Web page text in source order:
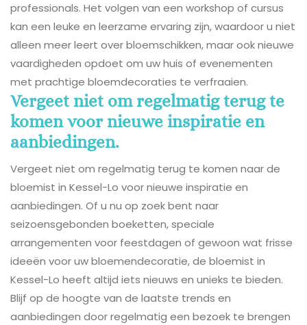
professionals. Het volgen van een workshop of cursus
kan een leuke en leerzame ervaring zijn, waardoor u niet
alleen meer leert over bloemschikken, maar ook nieuwe
vaardigheden opdoet om uw huis of evenementen
met prachtige bloemdecoraties te verfraaien.
Vergeet niet om regelmatig terug te
komen voor nieuwe inspiratie en
aanbiedingen.
Vergeet niet om regelmatig terug te komen naar de
bloemist in Kessel-Lo voor nieuwe inspiratie en
aanbiedingen. Of u nu op zoek bent naar
seizoensgebonden boeketten, speciale
arrangementen voor feestdagen of gewoon wat frisse
ideeën voor uw bloemendecoratie, de bloemist in
Kessel-Lo heeft altijd iets nieuws en unieks te bieden.
Blijf op de hoogte van de laatste trends en
aanbiedingen door regelmatig een bezoek te brengen